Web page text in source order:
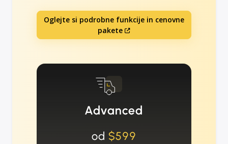
Oglejte si podrobne funkcije in cenovne
pakete
Advanced
od $599